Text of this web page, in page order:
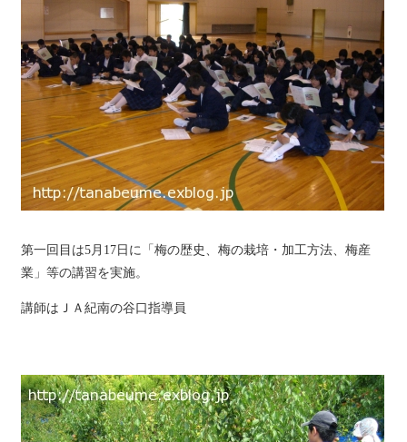
第一回目は5月17日に「梅の歴史、梅の栽培・加工方法、梅産
業」等の講習を実施。
講師はＪＡ紀南の谷口指導員